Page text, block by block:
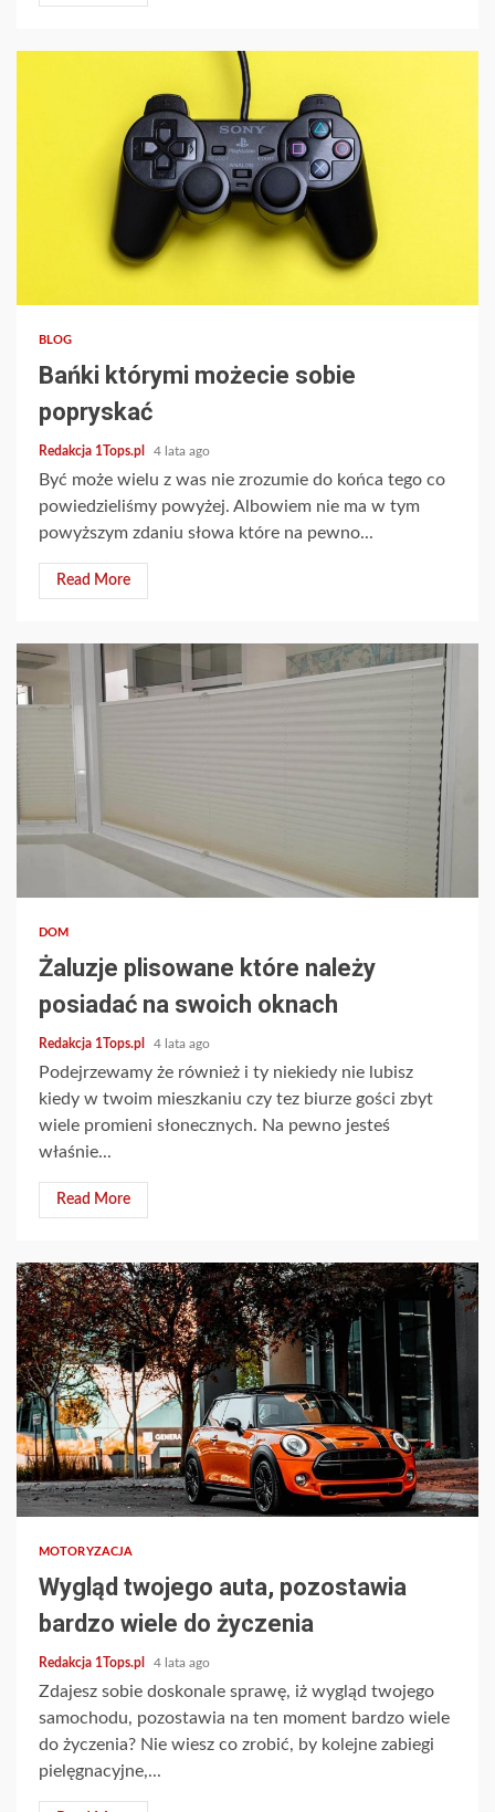
BLOG
Bańki którymi możecie sobie
popryskać
Redakcja 1Tops.pl 4 lata ago
Być może wielu z was nie zrozumie do końca tego co
powiedzieliśmy powyżej. Albowiem nie ma w tym
powyższym zdaniu słowa które na pewno...
Read More
2 min read
DOM
Żaluzje plisowane które należy
posiadać na swoich oknach
Redakcja 1Tops.pl 4 lata ago
Podejrzewamy że również i ty niekiedy nie lubisz
kiedy w twoim mieszkaniu czy tez biurze gości zbyt
wiele promieni słonecznych. Na pewno jesteś
właśnie...
Read More
2 min read
MOTORYZACJA
Wygląd twojego auta, pozostawia
bardzo wiele do życzenia
Redakcja 1Tops.pl 4 lata ago
Zdajesz sobie doskonale sprawę, iż wygląd twojego
samochodu, pozostawia na ten moment bardzo wiele
do życzenia? Nie wiesz co zrobić, by kolejne zabiegi
pielęgnacyjne,...